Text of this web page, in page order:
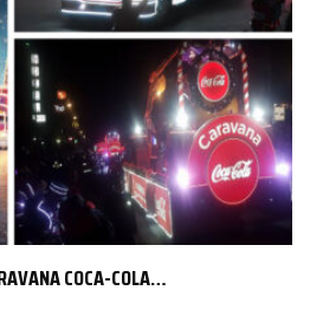
COCA-COLA…